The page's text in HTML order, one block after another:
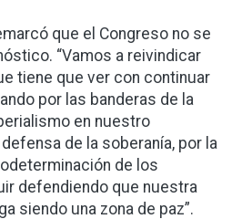
que el Congreso no se
“Vamos a reivindicar
tiene que ver con continuar
por las banderas de la
en nuestro
de la soberanía, por la
de los
defendiendo que nuestra
siendo una zona de paz”.